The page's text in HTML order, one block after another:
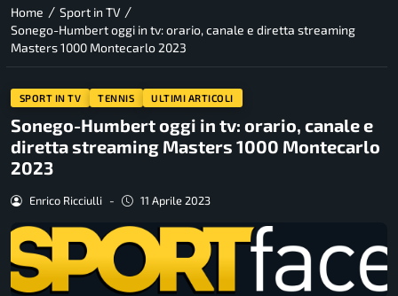
Home / Sport in TV /
Sonego-Humbert oggi in tv: orario, canale e diretta streaming
Masters 1000 Montecarlo 2023
SPORT IN TV TENNIS ULTIMI ARTICOLI
Sonego-Humbert oggi in tv: orario, canale e
diretta streaming Masters 1000 Montecarlo
2023
Enrico Ricciulli - 11 Aprile 2023